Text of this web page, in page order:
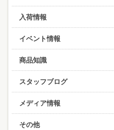
入荷情報
イベント情報
商品知識
スタッフブログ
メディア情報
その他